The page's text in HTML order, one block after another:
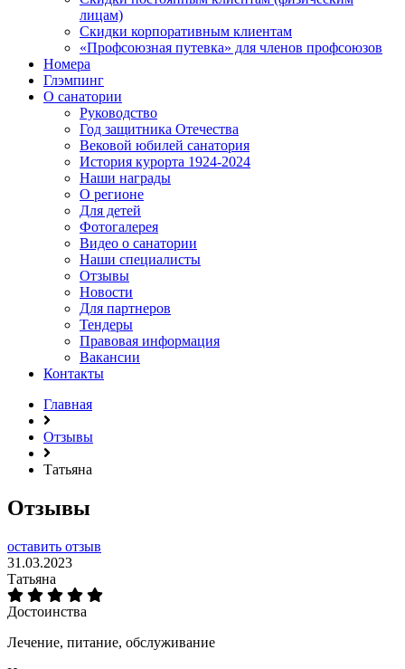
лицам)
Скидки корпоративным клиентам
«Профсоюзная путевка» для членов профсоюзов
Номера
Глэмпинг
О санатории
Руководство
Год защитника Отечества
Вековой юбилей санатория
История курорта 1924-2024
Наши награды
О регионе
Для детей
Фотогалерея
Видео о санатории
Наши специалисты
Отзывы
Новости
Для партнеров
Тендеры
Правовая информация
Вакансии
Контакты
Главная
Отзывы
Татьяна
Отзывы
оставить отзыв
31.03.2023
Татьяна
Достоинства
Лечение, питание, обслуживание